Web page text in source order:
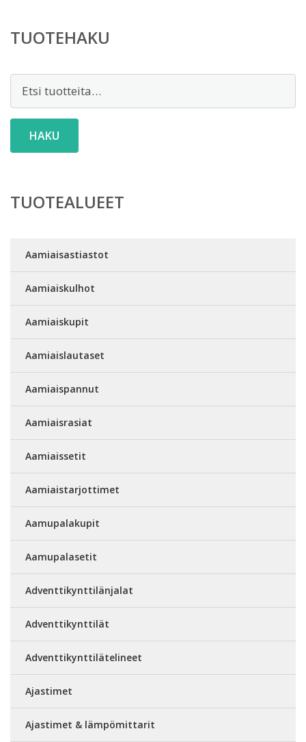
TUOTEHAKU
Etsi:
HAKU
TUOTEALUEET
Aamiaisastiastot
Aamiaiskulhot
Aamiaiskupit
Aamiaislautaset
Aamiaispannut
Aamiaisrasiat
Aamiaissetit
Aamiaistarjottimet
Aamupalakupit
Aamupalasetit
Adventtikynttilänjalat
Adventtikynttilät
Adventtikynttilätelineet
Ajastimet
Ajastimet & lämpömittarit